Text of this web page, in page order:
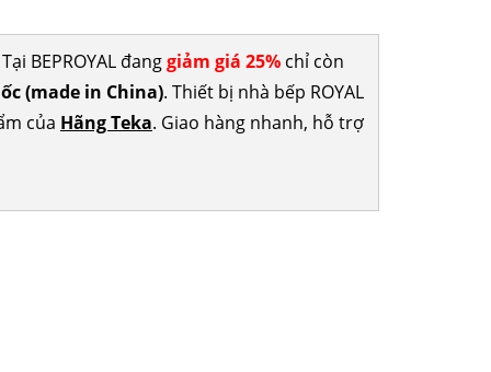
BEPROYAL đanggiảm giá 25%chỉ còn
(made in China). Thiết bị nhà bếp ROYAL
của Hãng Teka. Giao hàng nhanh, hỗ trợ